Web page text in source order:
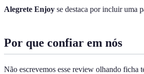
Alegrete Enjoy se destaca por incluir uma
Por que confiar em nós
Não escrevemos esse review olhando ficha